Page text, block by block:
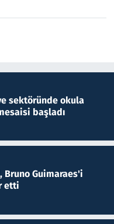
sektöründe okula
başladı
Bruno Guimaraes'i
etti